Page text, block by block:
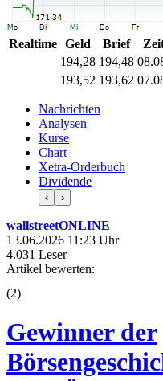
Realtime Geld Brief
194,28 194,48
193,52 193,62
Nachrichten
Analysen
Kurse
Chart
Xetra-Orderbuch
Dividende
‹ ›
wallstreetONLINE
13.06.2026 11:23 Uhr
4.031 Leser
Artikel bewerten:
(2)
Gewinner der